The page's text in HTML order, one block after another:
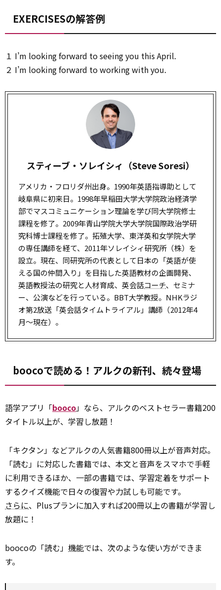
EXERCISESの解答例
１ I’m looking forward to seeing you this April.
２ I’m looking forward to working with you.
スティーブ・ソレイシィ（Steve Soresi）
アメリカ・フロリダ州出身。1990年英語指導助として
岐阜県に初来日。1998年早稲田大学大学院政治経済学
部でマスコミュニケーション理論を学び同大学院修士
課程を修了。2009年青山学院大学大学院国際政治学研
究科博士課程を修了。拓殖大学、東洋英和女学院大学
の専任講師を経て、2011年ソレイシィ研究所（株）を
設立。現在、同研究所の代表として日本の「英語が使
える国の仲間入り」を目指した英語教材の企画開発、
英語教授法の研究と人材育成、英会話コーチ、セミナ
ー、公演などを行っている。BBT大学教授。NHKラジ
オ第2放送「英会話タイムトライアル」講師（2012年4
月～現在）。
boocoで読める！アルクの新刊、続々登場
語学アプリ「booco」なら、アルクのベストセラー書籍200
タイトル以上が、学習し放題！
「キクタン」などアルクの人気書籍800冊以上が音声対応。
「読む」に対応した書籍では、本文と音声をスマホで手軽
に利用できるほか、一部の書籍では、学習定着をサポート
するクイズ機能で日々の復習や力試しも可能です。
さらに、Plusプランに加入すれば200冊以上の書籍が学習し
放題に！
boocoの「読む」 機能では、次のような使い方ができま
す。